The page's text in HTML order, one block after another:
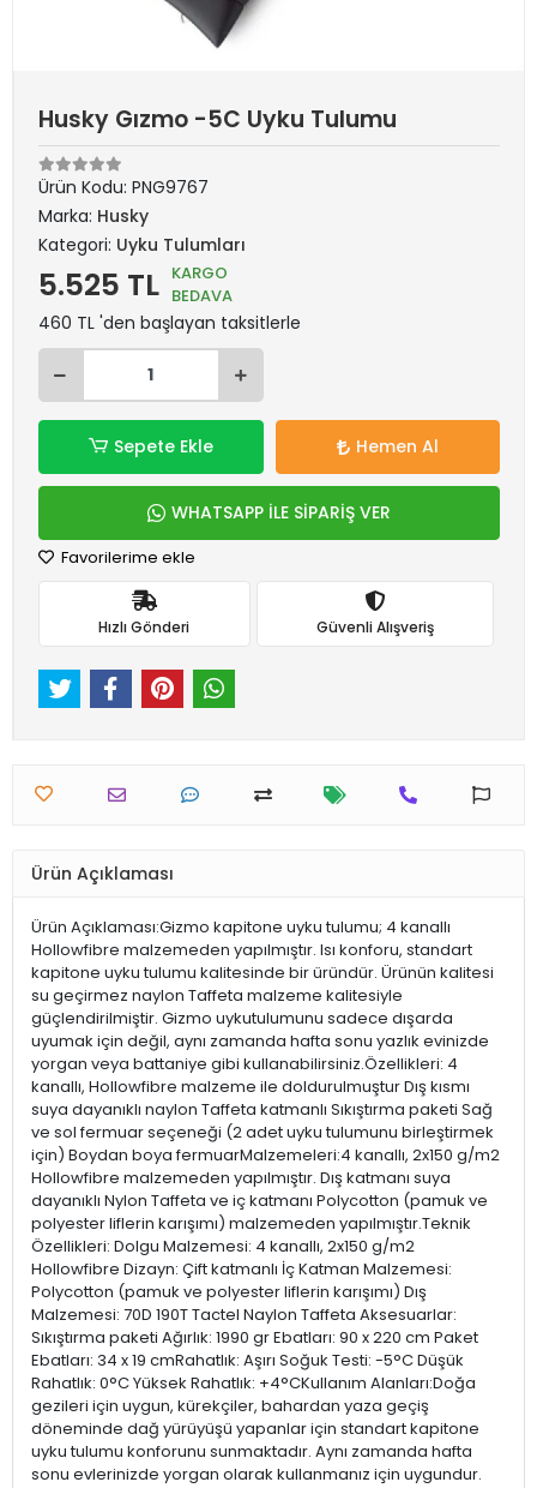
Husky Gızmo -5C Uyku Tulumu
Ürün Kodu: PNG9767
Marka: Husky
Kategori: Uyku Tulumları
5.525 TL KARGO
BEDAVA
460 TL 'den başlayan taksitlerle
Sepete Ekle Hemen Al
WHATSAPP İLE SİPARİŞ VER
Favorilerime ekle
Hızlı Gönderi Güvenli Alışveriş
Ürün Açıklaması
Ürün Açıklaması:Gizmo kapitone uyku tulumu; 4 kanallı
Hollowfibre malzemeden yapılmıştır. Isı konforu, standart
kapitone uyku tulumu kalitesinde bir üründür. Ürünün kalitesi
su geçirmez naylon Taffeta malzeme kalitesiyle
güçlendirilmiştir. Gizmo uykutulumunu sadece dışarda
uyumak için değil, aynı zamanda hafta sonu yazlık evinizde
yorgan veya battaniye gibi kullanabilirsiniz.Özellikleri: 4
kanallı, Hollowfibre malzeme ile doldurulmuştur Dış kısmı
suya dayanıklı naylon Taffeta katmanlı Sıkıştırma paketi Sağ
ve sol fermuar seçeneği (2 adet uyku tulumunu birleştirmek
için) Boydan boya fermuarMalzemeleri:4 kanallı, 2x150 g/m2
Hollowfibre malzemeden yapılmıştır. Dış katmanı suya
dayanıklı Nylon Taffeta ve iç katmanı Polycotton (pamuk ve
polyester liflerin karışımı) malzemeden yapılmıştır.Teknik
Özellikleri: Dolgu Malzemesi: 4 kanallı, 2x150 g/m2
Hollowfibre Dizayn: Çift katmanlı İç Katman Malzemesi:
Polycotton (pamuk ve polyester liflerin karışımı) Dış
Malzemesi: 70D 190T Tactel Naylon Taffeta Aksesuarlar:
Sıkıştırma paketi Ağırlık: 1990 gr Ebatları: 90 x 220 cm Paket
Ebatları: 34 x 19 cmRahatlık: Aşırı Soğuk Testi: -5°C Düşük
Rahatlık: 0°C Yüksek Rahatlık: +4°CKullanım Alanları:Doğa
gezileri için uygun, kürekçiler, bahardan yaza geçiş
döneminde dağ yürüyüşü yapanlar için standart kapitone
uyku tulumu konforunu sunmaktadır. Aynı zamanda hafta
sonu evlerinizde yorgan olarak kullanmanız için uygundur.